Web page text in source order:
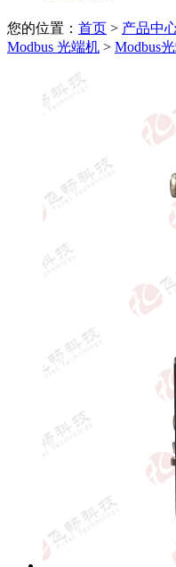
您的位置： 首页 > 产品中
Modbus 光端机 > Modbus